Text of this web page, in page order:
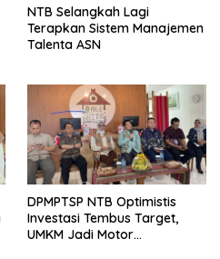
NTB Selangkah Lagi
Terapkan Sistem Manajemen
Talenta ASN
DPMPTSP NTB Optimistis
Investasi Tembus Target,
UMKM Jadi Motor